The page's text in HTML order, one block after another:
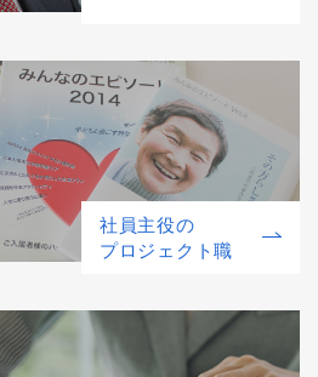
社員主役の
プロジェクト職